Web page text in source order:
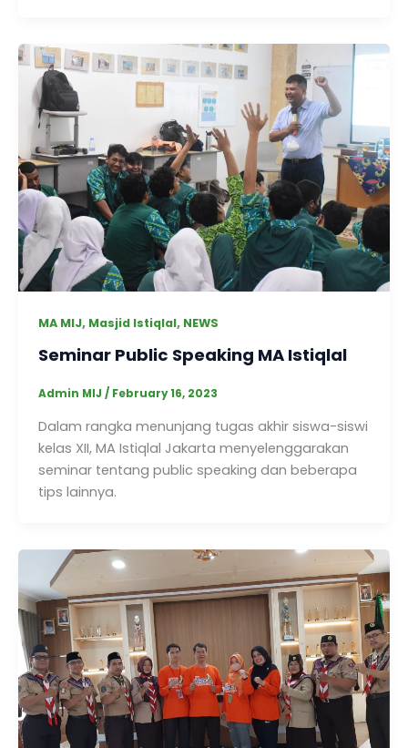
MA MIJ, Masjid Istiqlal, NEWS
Seminar Public Speaking MA Istiqlal
Admin MIJ / February 16, 2023
Dalam rangka menunjang tugas akhir siswa-siswi
kelas XII, MA Istiqlal Jakarta menyelenggarakan
seminar tentang public speaking dan beberapa
tips lainnya.